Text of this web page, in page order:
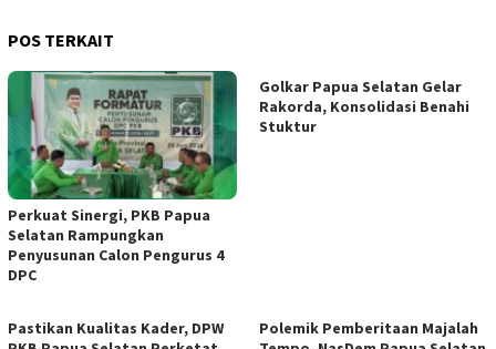
POS TERKAIT
Perkuat Sinergi, PKB Papua
Selatan Rampungkan
Penyusunan Calon Pengurus 4
DPC
Golkar Papua Selatan Gelar
Rakorda, Konsolidasi Benahi
Stuktur
Pastikan Kualitas Kader, DPW
Polemik Pemberitaan Majalah